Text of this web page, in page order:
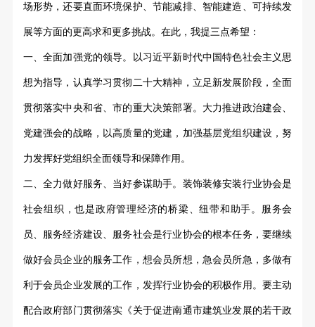
场形势，还要直面环境保护、节能减排、智能建造、可持续发
展等方面的更高求和更多挑战。在此，我提三点希望：
一、全面加强党的领导。以习近平新时代中国特色社会主义思
想为指导，认真学习贯彻二十大精神，立足新发展阶段，全面
贯彻落实中央和省、市的重大决策部署。大力推进政治建会、
党建强会的战略， 以高质量的党建， 加强基层党组织建设，努
力发挥好党组织全面领导和保障作用。
二、 全力做好服务、当好参谋助手。装饰装修安装行业协会是
社会组织，也是政府管理经济的桥梁、纽带和助手。服务会
员、服务经济建设、服务社会是行业协会的根本任务，要继续
做好会员企业的服务工作，想会员所想，急会员所急，多做有
利于会员企业发展的工作，发挥行业协会的积极作用。要主动
配合政府部门贯彻落实《关于促进南通市建筑业发展的若干政